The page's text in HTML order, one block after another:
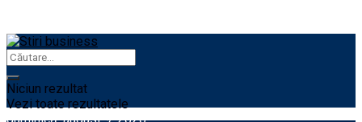
Niciun rezultat
Vezi toate rezultatele